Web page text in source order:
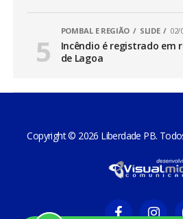
POMBAL E REGIÃO SLIDE 02/
Incêndio é registrado em
de Lagoa
Copyright © 2026 Liberdade PB.